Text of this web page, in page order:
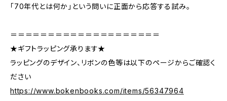
「70年代とは何か」という問いに正面から応答する試み。
＝＝＝＝＝＝＝＝＝＝＝＝＝＝＝＝＝＝＝＝
★ギフトラッピング承ります★
ラッピングのデザイン、リボンの色等は以下のページからご確認く
ださい
https://www.bokenbooks.com/items/56347964